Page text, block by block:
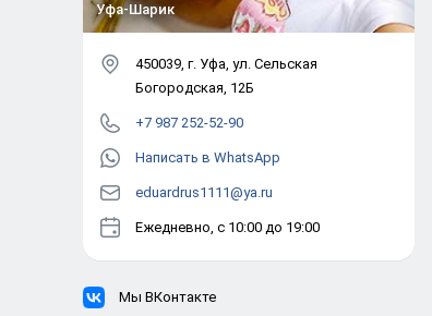
Уфа-Шарик
450039, г. Уфа, ул. Сельская
Богородская, 12Б
+7 987 252-52-90
Написать в WhatsApp
eduardrus1111@ya.ru
Ежедневно, с 10:00 до 19:00
Мы ВКонтакте